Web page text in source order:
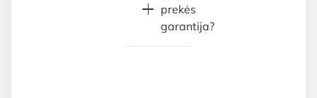
prekės
garantija?